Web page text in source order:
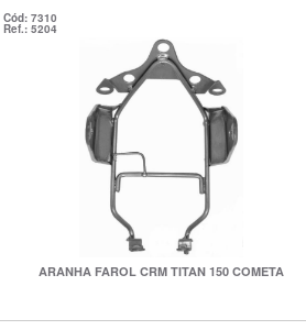
Cód: 7310
Ref.: 5204
ARANHA FAROL CRM TITAN 150 COMETA